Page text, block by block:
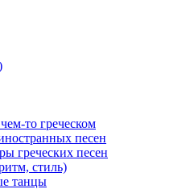
то греческом
песен
греческих песен
стиль)
танцы